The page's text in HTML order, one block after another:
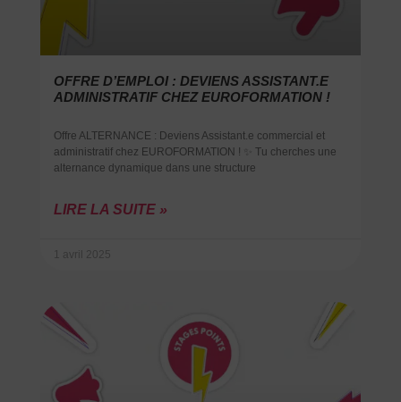
OFFRE D’EMPLOI : DEVIENS ASSISTANT.E
ADMINISTRATIF CHEZ EUROFORMATION !
Offre ALTERNANCE : Deviens Assistant.e commercial et
administratif chez EUROFORMATION ! ✨ Tu cherches une
alternance dynamique dans une structure
LIRE LA SUITE »
1 avril 2025